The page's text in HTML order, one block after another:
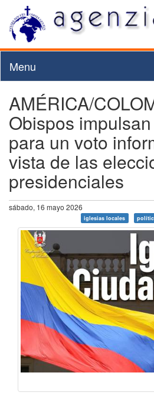
Menu
AMÉRICA/
Obispos
para un voto
vista de las
presidenciales
sábado, 16 mayo 2026
iglesias locales